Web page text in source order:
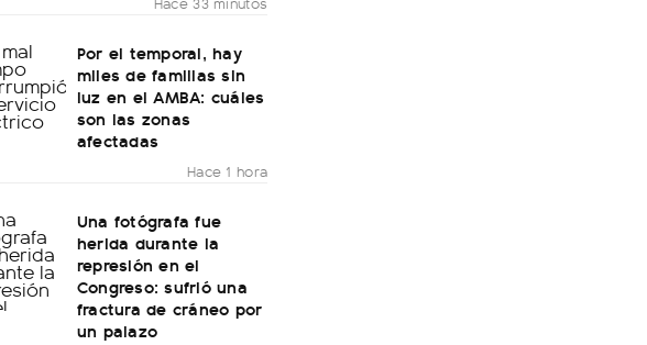
Por el temporal, hay
miles de familias sin
luz en el AMBA: cuáles
son las zonas
afectadas
Hace 1 hora
Una fotógrafa fue
herida durante la
represión en el
Congreso: sufrió una
fractura de cráneo por
un palazo